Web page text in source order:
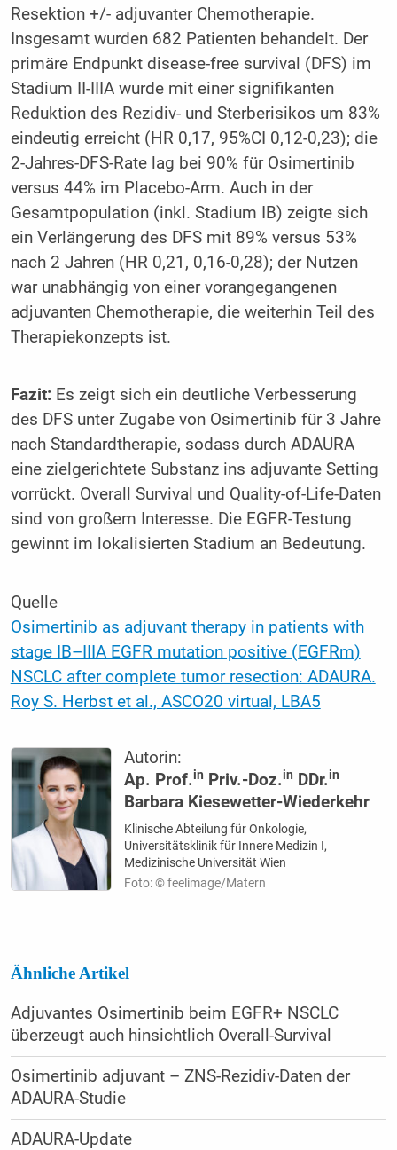
Resektion +/- adjuvanter Chemotherapie.
Insgesamt wurden 682 Patienten behandelt. Der
primäre Endpunkt disease-free survival (DFS) im
Stadium II-IIIA wurde mit einer signifikanten
Reduktion des Rezidiv- und Sterberisikos um 83%
eindeutig erreicht (HR 0,17, 95%CI 0,12-0,23); die
2-Jahres-DFS-Rate lag bei 90% für Osimertinib
versus 44% im Placebo-Arm. Auch in der
Gesamtpopulation (inkl. Stadium IB) zeigte sich
ein Verlängerung des DFS mit 89% versus 53%
nach 2 Jahren (HR 0,21, 0,16-0,28); der Nutzen
war unabhängig von einer vorangegangenen
adjuvanten Chemotherapie, die weiterhin Teil des
Therapiekonzepts ist.
Fazit:Es zeigt sich ein deutliche Verbesserung
des DFS unter Zugabe von Osimertinib für 3 Jahre
nach Standardtherapie, sodass durch ADAURA
eine zielgerichtete Substanz ins adjuvante Setting
vorrückt. Overall Survival und Quality-of-Life-Daten
sind von großem Interesse. Die EGFR-Testung
gewinnt im lokalisierten Stadium an Bedeutung.
Quelle
Osimertinib as adjuvant therapy in patients with
stage IB–IIIA EGFR mutation positive (EGFRm)
NSCLC after complete tumor resection: ADAURA.
Roy S. Herbst et al., ASCO20 virtual, LBA5
Autorin:
Ap. Prof.in Priv.-Doz.in DDr.in
Barbara Kiesewetter-Wiederkehr
Klinische Abteilung für Onkologie,
Universitätsklinik für Innere Medizin I,
Medizinische Universität Wien
Foto: © feelimage/Matern
Ähnliche Artikel
Adjuvantes Osimertinib beim EGFR+ NSCLC
überzeugt auch hinsichtlich Overall-Survival
Osimertinib adjuvant – ZNS-Rezidiv-Daten der
ADAURA-Studie
ADAURA-Update